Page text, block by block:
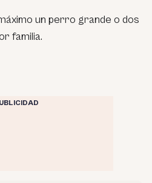
un perro grande o dos
familia.